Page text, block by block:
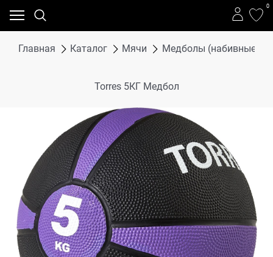
0
Главная Каталог Мячи Медболы (набивные
Torres 5КГ Медбол